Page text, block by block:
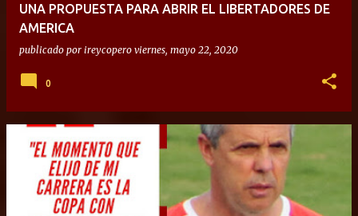
UNA PROPUESTA PARA ABRIR EL LIBERTADORES DE
AMERICA
publicado por ireycopero viernes, mayo 22, 2020
0